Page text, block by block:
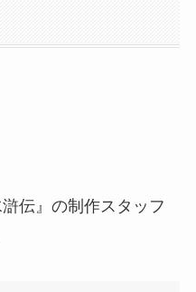
伝』の制作スタッフ